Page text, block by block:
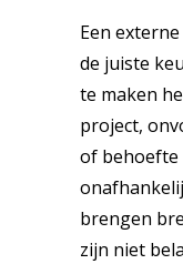
Een
de juiste
te maken
project,
of behoefte
brengen
zijn niet